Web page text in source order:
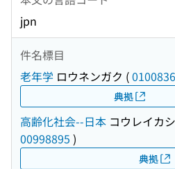
jpn
件名標目
老年学 ロウネンガク (
典拠
高齢化社会--日本 コウレイカ
00998895 )
典拠